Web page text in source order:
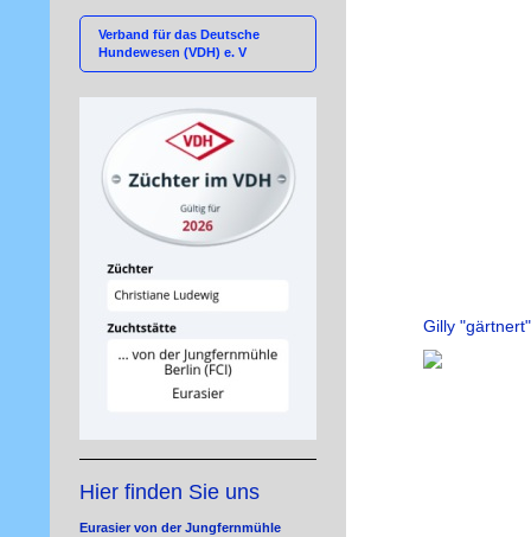
Verband für das Deutsche
Hundewesen (VDH) e. V
Hier finden Sie uns
Eurasier von der Jungfernmühle
Gilly